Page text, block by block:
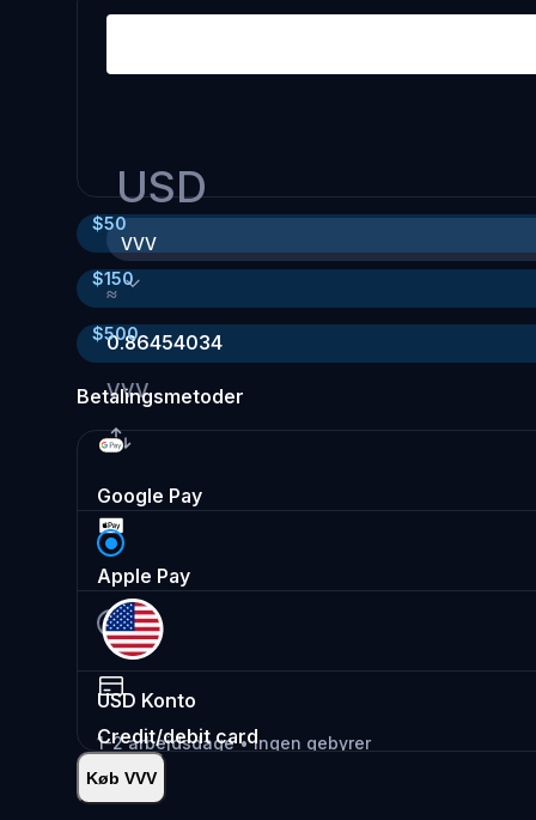
USD
VVV
≈
0.86454034
VVV
$50
$150
$500
Betalingsmetoder
Google Pay
Apple Pay
USD Konto
1-2 arbejdsdage • Ingen gebyrer
Credit/debit card
Øjeblikkelig
Køb VVV